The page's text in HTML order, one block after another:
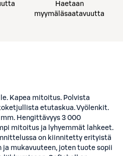
Haetaan
myymäläsaatavuutta
Kapea mitoitus. Polvista
etutaskua. Vyölenkit.
Hengittävyys 3 000
mitoitus ja lyhyemmät lahkeet.
on kiinnitetty erityistä
mukavuuteen, joten tuote sopii